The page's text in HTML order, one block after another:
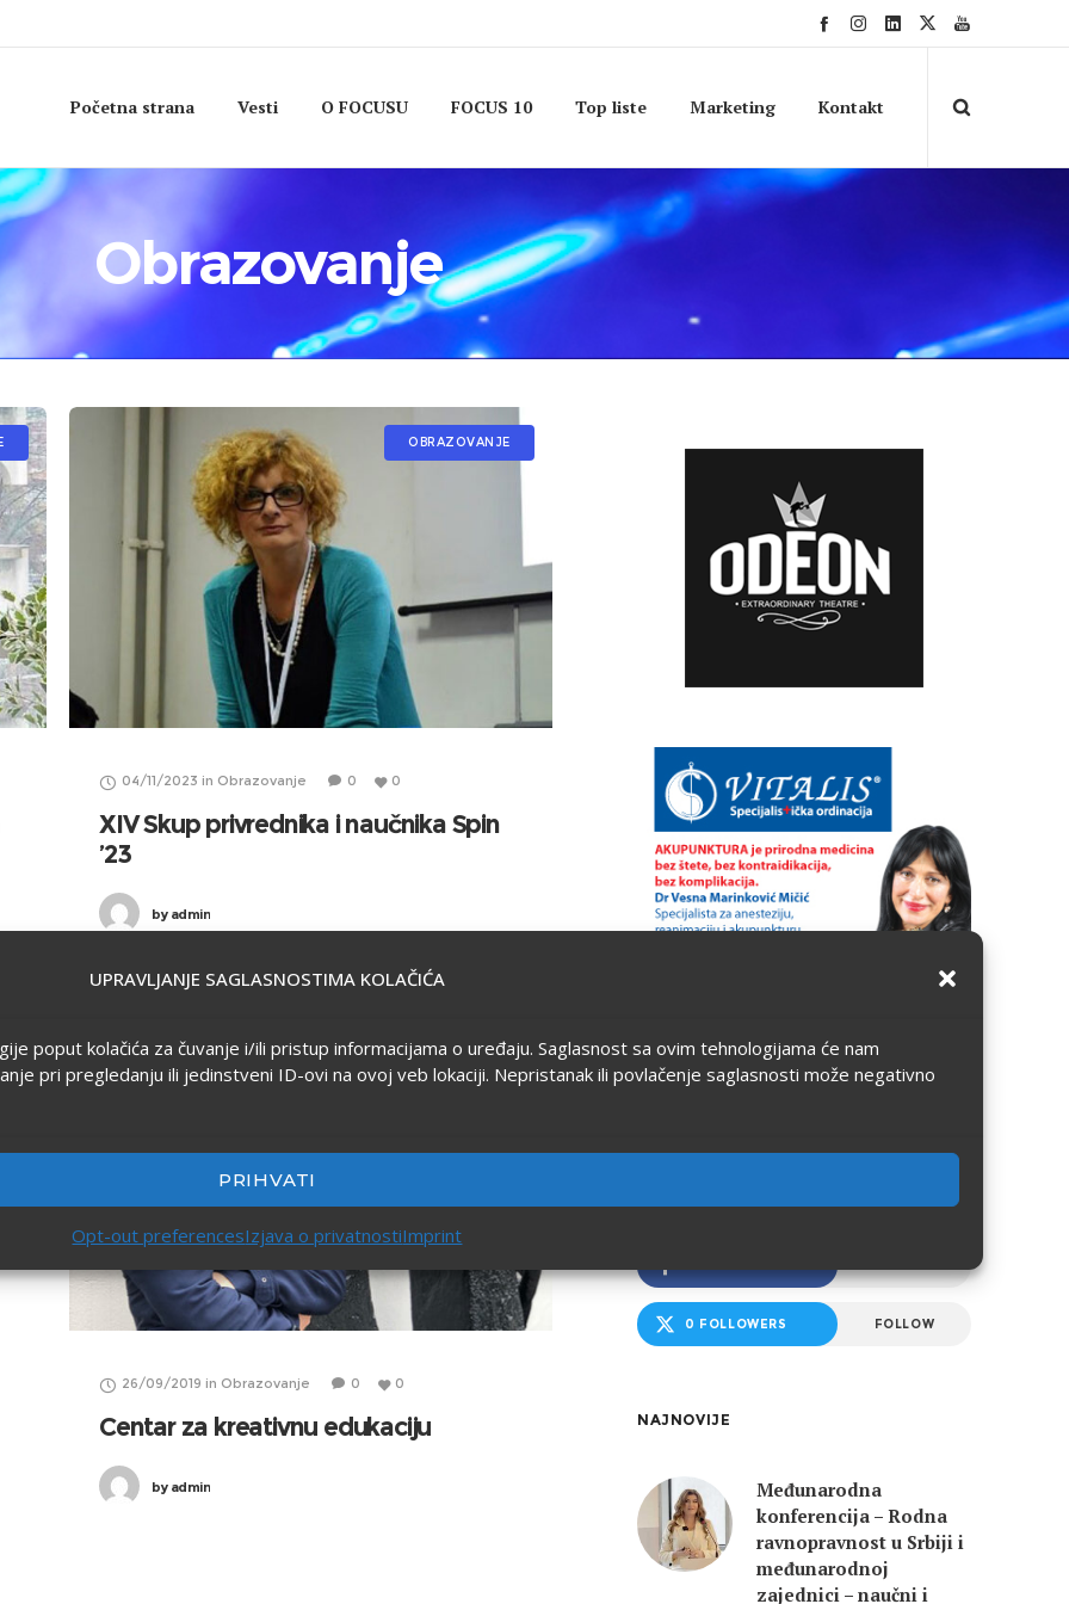
UPRAVLJANJE SAGLASNOSTIMA KOLAČIĆA
poput kolačića za čuvanje i/ili pristup informacijama o uređaju. Saglasnost sa ovim tehnologijama će nam
pri pregledanju ili jedinstveni ID-ovi na ovoj veb lokaciji. Nepristanak ili povlačenje saglasnosti može negativno
PRIHVATI
Opt-out preferencesIzjava o privatnostiImprint
Početna strana Vesti O FOCUSU FOCUS 10 Top liste Marketing Kontakt
Obrazovanje
OBRAZOVANJE
04/11/2023 in Obrazovanje 0 0
XIV Skup privrednika i naučnika Spin
’23
byadmin
OBRAZOVANJE
26/09/2019 in Obrazovanje 0 0
Centar za kreativnu edukaciju
byadmin
0 FOLLOWERS FOLLOW
NAJNOVIJE
Međunarodna
konferencija – Rodna
ravnopravnost u Srbiji i
međunarodnoj
zajednici – naučni i